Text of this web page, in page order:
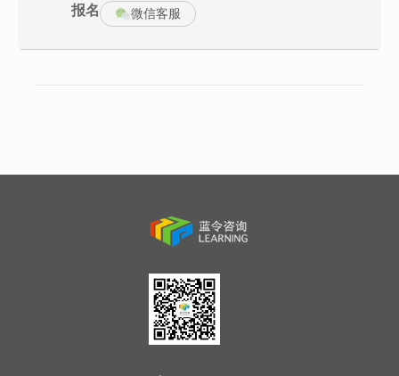
1、小班精品教学，权威导师现场辅导，多年经营心法悉数分享，易
于学员理解与掌握课程知识点；
2、通过案例分析、实战演练、深度汇谈等多种教学方式，多维度帮
3、体系架构：产教融合型企业“七个一”工程
4、案例解析：产教融合企业模式与案例解析
(1)全面战略型产教融合案例解析—用友集团
(2)产业拓展型产教融合案例解析—北控水务
(3)创新驱动型产教融合案例解析—首旅集团
(4)产业升级型产教融合案例解析—中联集团
报名 微信客服